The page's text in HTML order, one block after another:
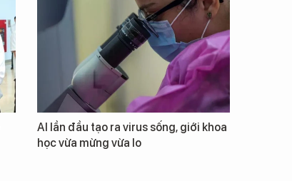
AI lần đầu tạo ra virus sống, giới khoa
học vừa mừng vừa lo